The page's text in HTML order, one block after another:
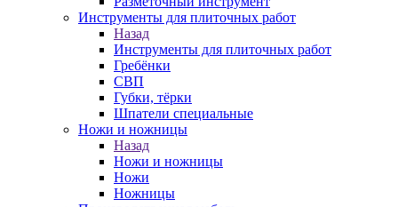
Инструменты для плиточных работ
Назад
Инструменты для плиточных работ
Гребёнки
СВП
Губки, тёрки
Шпатели специальные
Ножи и ножницы
Назад
Ножи и ножницы
Ножи
Ножницы